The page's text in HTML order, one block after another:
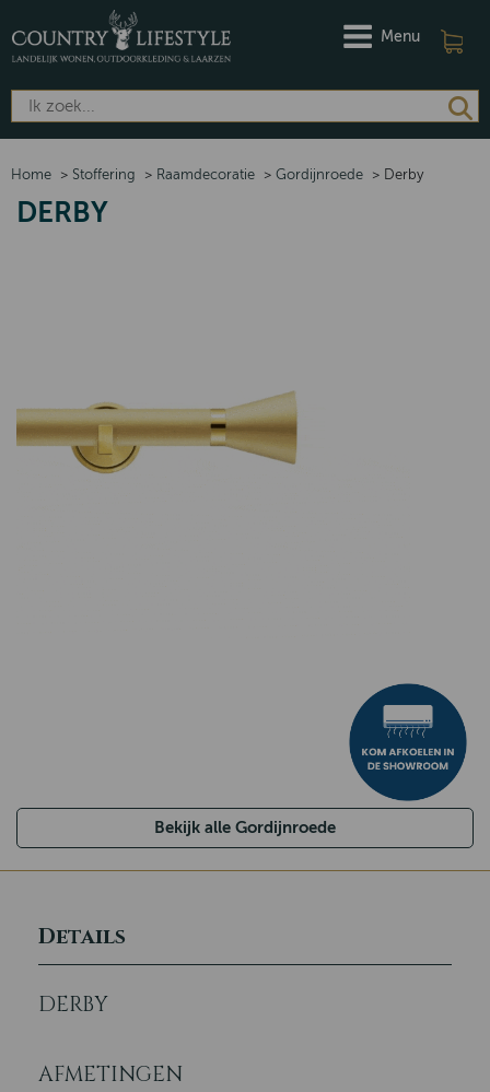
Menu
Home > Stoffering > Raamdecoratie > Gordijnroede > Derby
DERBY
Bekijk alle Gordijnroede
Details
DERBY
AFMETINGEN